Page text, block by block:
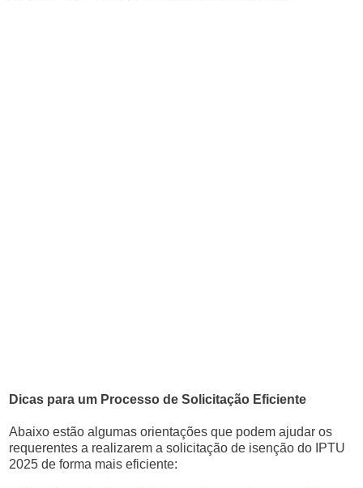
Dicas para um Processo de Solicitação Eficiente
Abaixo estão algumas orientações que podem ajudar os
requerentes a realizarem a solicitação de isenção do IPTU
2025 de forma mais eficiente: